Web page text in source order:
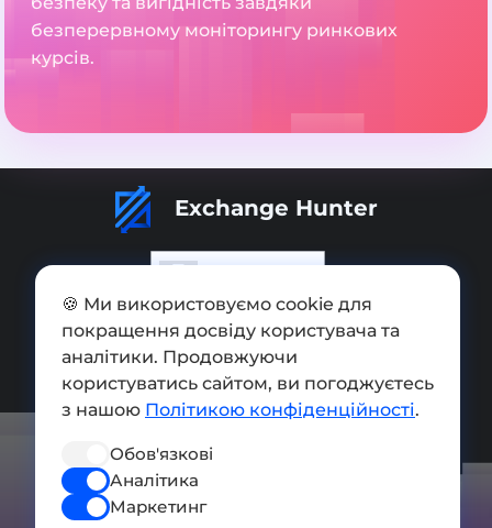
безперервному моніторингу ринкових
курсів.
Exchange Hunter
Додати обмінник
Мапа сайту
Press kit
Умови використання
🍪 Ми використовуємо cookie для
покращення досвіду користувача та
аналітики. Продовжуючи
користуватись сайтом, ви погоджуєтесь
з нашою Політикою конфіденційності.
Обов'язкові
Аналітика
Маркетинг